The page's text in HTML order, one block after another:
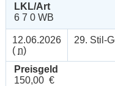
LKL/Art
6 7 0 WB
12.06.2026
( n)
29. Stil-
Preisgeld
150,00 €